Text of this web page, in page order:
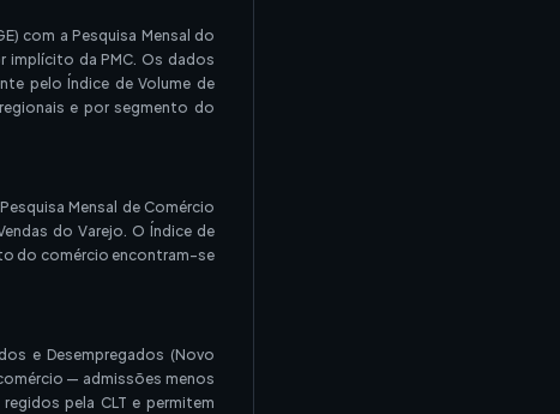
com a Pesquisa Mensal do
implícito da PMC. Os dados
pelo Índice de Volume de
e por segmento do
Mensal de Comércio
do Varejo. O Índice de
do comércio encontram-se
e Desempregados (Novo
— admissões menos
pela CLT e permitem